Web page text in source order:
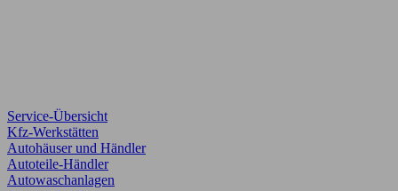
Service-Übersicht
Kfz-Werkstätten
Autohäuser und Händler
Autoteile-Händler
Autowaschanlagen